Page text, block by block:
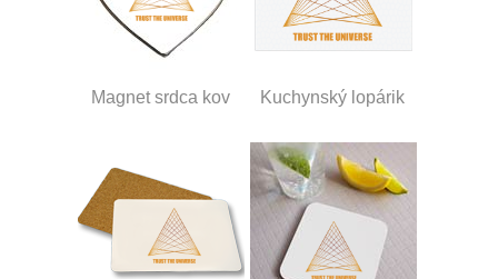
Magnet srdca kov Kuchynský lopárik